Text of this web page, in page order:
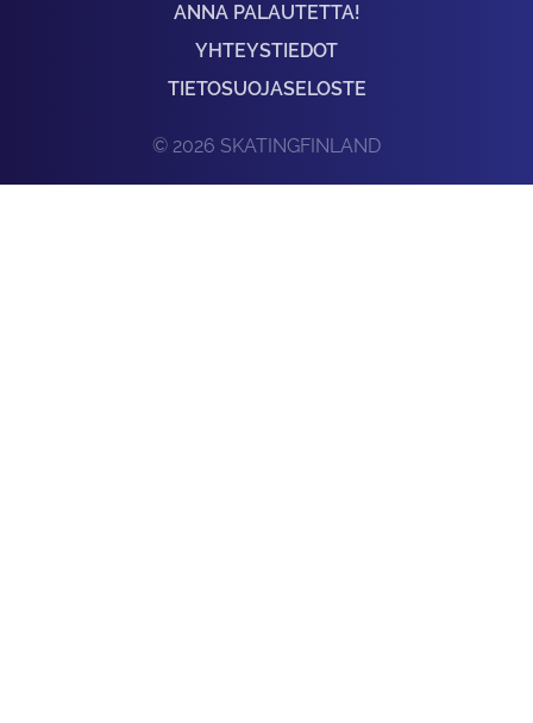
ANNA PALAUTETTA!
YHTEYSTIEDOT
TIETOSUOJASELOSTE
© 2026 SKATINGFINLAND